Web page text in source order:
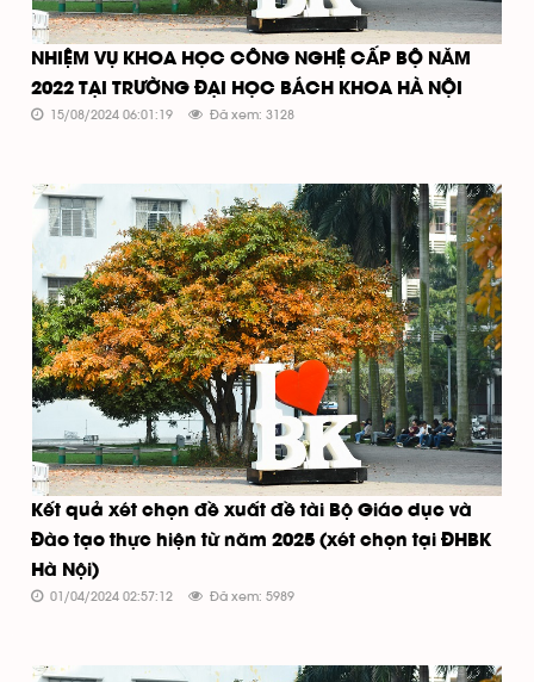
NHIỆM VỤ KHOA HỌC CÔNG NGHỆ CẤP BỘ NĂM
2022 TẠI TRƯỜNG ĐẠI HỌC BÁCH KHOA HÀ NỘI
15/08/2024 06:01:19 Đã xem: 3128
Kết quả xét chọn đề xuất đề tài Bộ Giáo dục và
Đào tạo thực hiện từ năm 2025 (xét chọn tại ĐHBK
Hà Nội)
01/04/2024 02:57:12 Đã xem: 5989